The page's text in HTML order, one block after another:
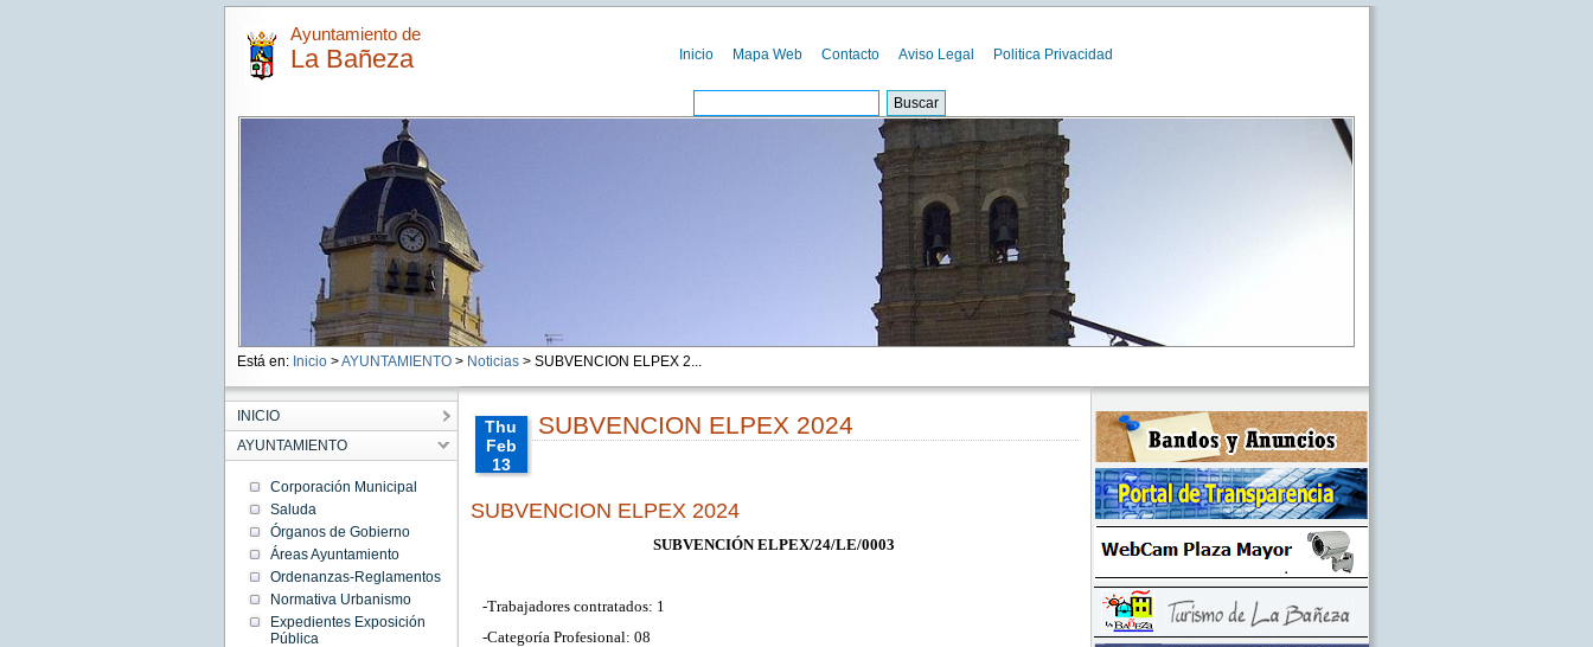
Ayuntamiento de
La Bañeza Inicio Mapa Web Contacto Aviso Legal Politica Privacidad
Está en: Inicio >AYUNTAMIENTO> Noticias> SUBVENCION ELPEX 2...
INICIO
AYUNTAMIENTO
Corporación Municipal
Saluda
Órganos de Gobierno
Áreas Ayuntamiento
Ordenanzas-Reglamentos
Normativa Urbanismo
Expedientes Exposición
Pública
Thu
Feb
13
CET
2025
Thu Feb
00:00:00
SUBVENCION ELPEX 2024
SUBVENCION ELPEX 2024
SUBVENCIÓN ELPEX/24/LE/0003
-Trabajadores contratados: 1
-Categoría Profesional: 08